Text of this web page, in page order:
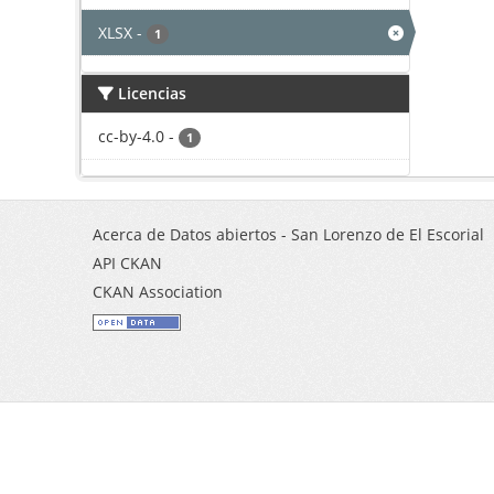
XLSX - 1
Licencias
cc-by-4.0 - 1
Acerca de Datos abiertos - San Lorenzo de El Escorial
API CKAN
CKAN Association